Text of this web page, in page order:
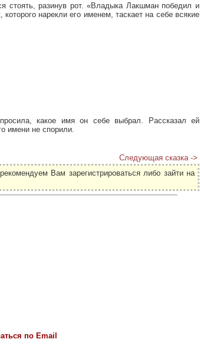
стоять, разинув рот. «Владыка Лакшман победил и
нарекли его именем, таскает на себе всякие
какое имя он себе выбрал. Рассказал ей
имени не спорили.
Следующая сказка ->
Вам зарегистрироваться либо зайти на
по Email